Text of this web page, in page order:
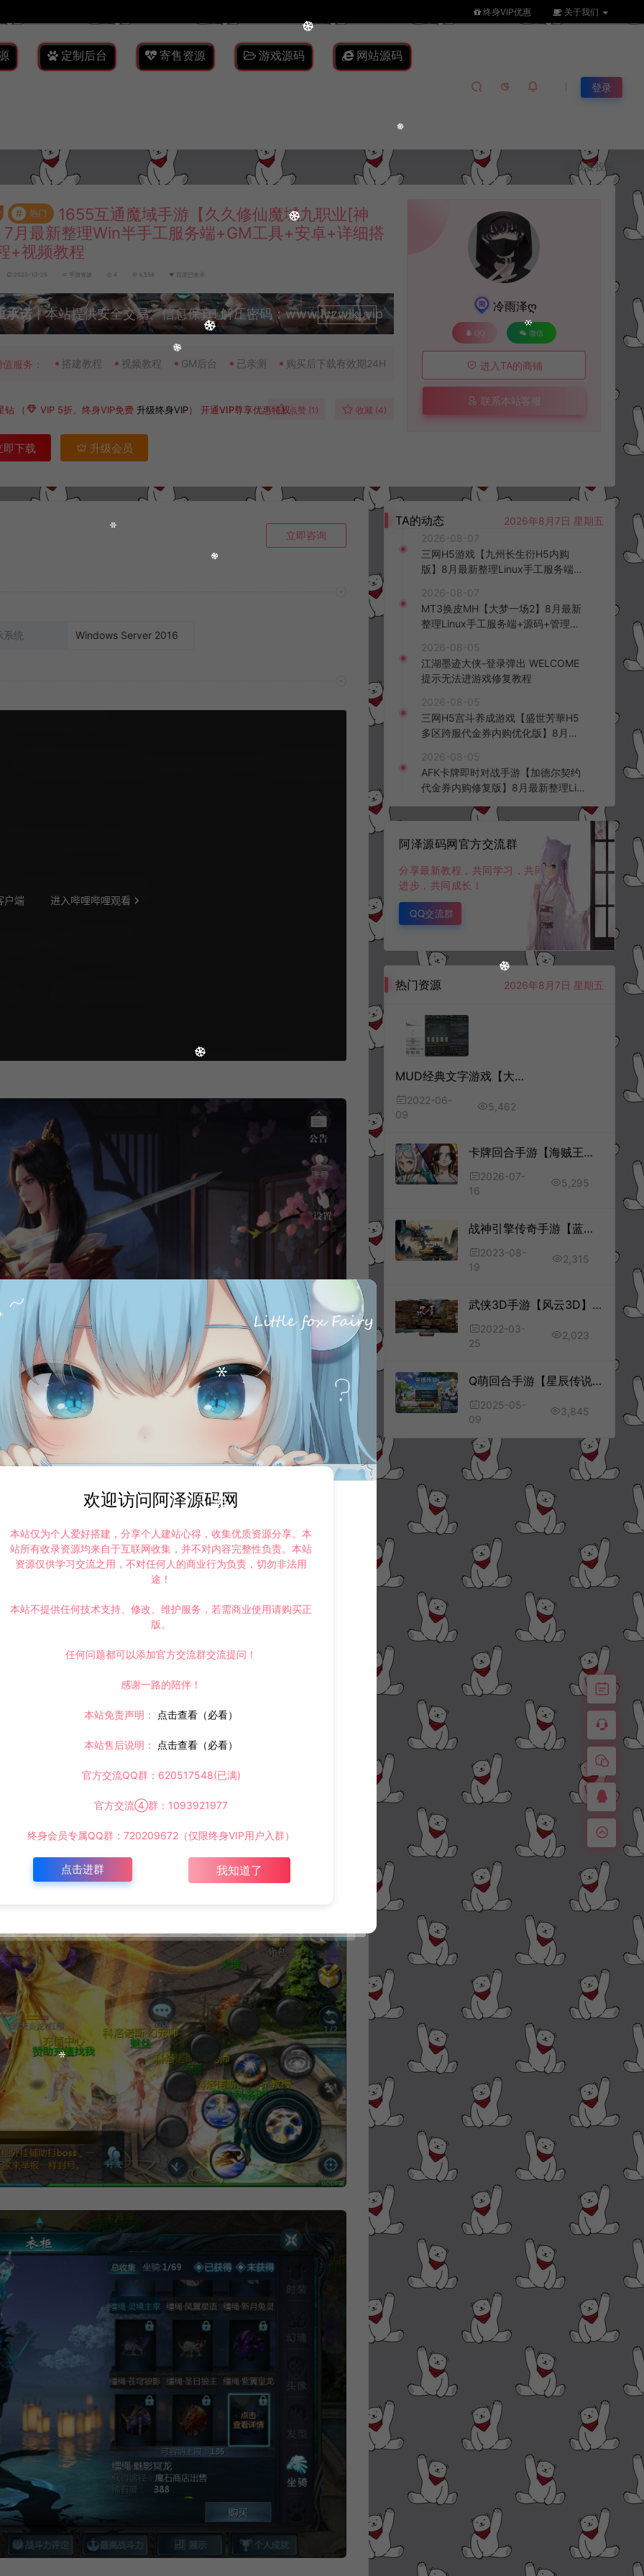
终身VIP优惠 关于我们
定制后台 寄售资源 游戏源码 网站源码
登录
我要投稿
# 热门
1655互通魔域手游【久久修仙魔域九职业[神
月最新整理Win半手工服务端+GM工具+安卓+详细搭
+视频教程
2025-10-25 手游资源 4 4,558 百度已收录
承诺丨本站提供安全交易、信息保真! 解压密码：www.lyzwlkj.vip
升级会员
值服务： 搭建教程 视频教程 GM后台 已亲测 购买后下载有效期24H
钻 （ VIP 5折、终身VIP免费 升级终身VIP）开通VIP尊享优惠特权点赞 (1 ) 收藏 (4)
下载 升级会员
冷雨泽ღ
QQ 微信
进入TA的商铺
联系本站客服
立即咨询
系统 Windows Server 2016
TA的动态
2026年8月7日 星期五
2026-08-07
三网H5游戏【九州长生衍H5内购
版】8月最新整理Linux手工服务端
客户端+详细搭建教程+视频教程
2026-08-07
MT3换皮MH【大梦一场2】8月最新
整理Linux手工服务端+源码+管理后
频教程
2026-08-05
江湖墨迹大侠-登录弹出 WELCOME
提示无法进游戏修复教程
2026-08-05
三网H5宫斗养成游戏【盛世芳華H5
多区跨服代金券内购优化版】8月最
台+全资源安卓+详细搭建教程+视频
教程
2026-08-05
AFK卡牌即时对战手游【加德尔契约
代金券内购修复版】8月最新整理Lin
K授权后台+安卓苹果双端+详细搭建
阿泽源码网官方交流群
分享最新教程，共同学习，共同
进步，共同成长！
QQ交流群
热门资源 2026年8月7日 星期五
MUD经典文字游戏【大梦江湖】6月最新整理Win一键服务端+安卓+详细搭建教程
2022-06-
09
5,462
卡牌回合手游【海贼王大冒险：最终秘宝跨服修复版】7月最新整理Linux手工服务端+管理后台+CDK授权后台+安卓苹果双端+详细搭建教程+视频教程
2026-07-
16
5,295
战神引擎传奇手游【蓝龙神域鞭尸BUFF九阶神龙中变[白猪3]】8月最新整理Win一键服务端+GM授权后台+安卓苹果双端+详细搭建教程+视频教程
2023-08-
19
2,315
武侠3D手游【风云3D】3月最新整理Linux手工服务端+镜像服务端+GM授权后台+安卓苹果双端
2022-03-
25
2,023
Q萌回合手游【星辰传说之神域奇缘】5月最新整理Linux手工服务端+本地注册验证+代理后台+GM授权后台+安卓苹果双端+详细搭建教程+视频教程
2025-05-
09
3,845
欢迎访问阿泽源码网
本站仅为个人爱好搭建，分享个人建站心得，收集优质资源分享。本
站所有收录资源均来自于互联网收集，并不对内容完整性负责。本站
资源仅供学习交流之用，不对任何人的商业行为负责，切勿非法用
途！
本站不提供任何技术支持、修改、维护服务，若需商业使用请购买正
版。
任何问题都可以添加官方交流群交流提问！
感谢一路的陪伴！
本站免责声明： 点击查看（必看）
本站售后说明： 点击查看（必看）
官方交流QQ群：620517548(已满)
官方交流④群：1093921977
终身会员专属QQ群：720209672（仅限终身VIP用户入群）
点击进群 我知道了